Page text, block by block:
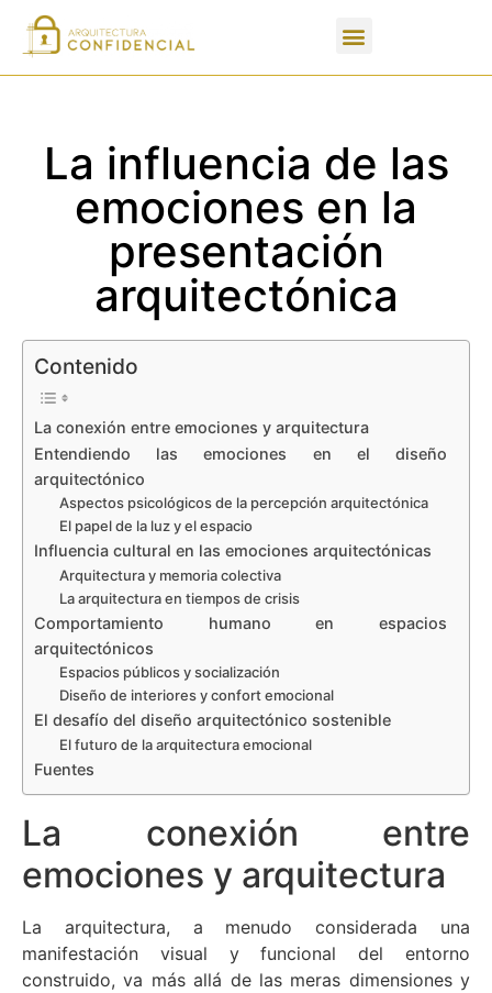
La influencia de las
emociones en la
presentación
arquitectónica
Contenido
La conexión entre emociones y arquitectura
Entendiendo las emociones en el diseño
arquitectónico
Aspectos psicológicos de la percepción arquitectónica
El papel de la luz y el espacio
Influencia cultural en las emociones arquitectónicas
Arquitectura y memoria colectiva
La arquitectura en tiempos de crisis
Comportamiento humano en espacios
arquitectónicos
Espacios públicos y socialización
Diseño de interiores y confort emocional
El desafío del diseño arquitectónico sostenible
El futuro de la arquitectura emocional
Fuentes
La conexión entre
emociones y arquitectura
La arquitectura, a menudo considerada una
manifestación visual y funcional del entorno
construido, va más allá de las meras dimensiones y